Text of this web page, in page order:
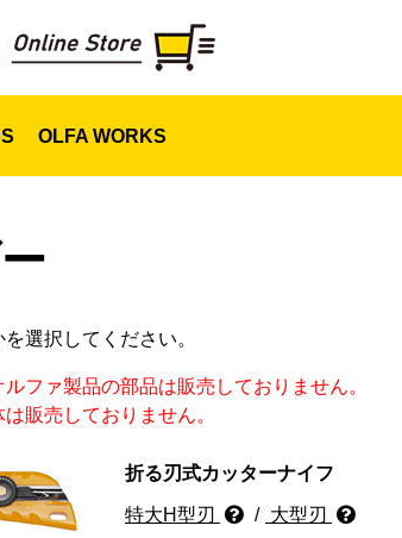
ー
OLFA WORKS
選択してください。
ファ製品の部品は販売しておりません。
販売しておりません。
折る刃式カッターナイフ
特大H型刃 大型刃